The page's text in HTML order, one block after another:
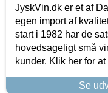
JyskVin.dk er et af
egen import af
start i 1982 har de
hovedsageligt små
kunder. Klik her for
Se